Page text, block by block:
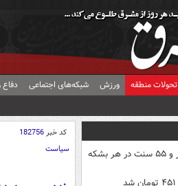
تحولات منطقه ورزش شبکه‌های اجتماعی
قیمت نفت به ۸۳ دلار و ۵۵ سنت در هر بشکه
کد خبر182756
سیاست